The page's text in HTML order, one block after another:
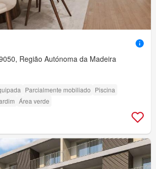
Região Autónoma da Madeira
Parcialmente mobiliado Piscina
Área verde